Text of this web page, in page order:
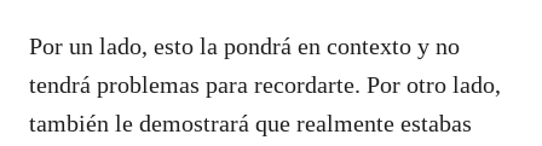
Por un lado, esto la pondrá en contexto y no
tendrá problemas para recordarte. Por otro lado,
también le demostrará que realmente estabas